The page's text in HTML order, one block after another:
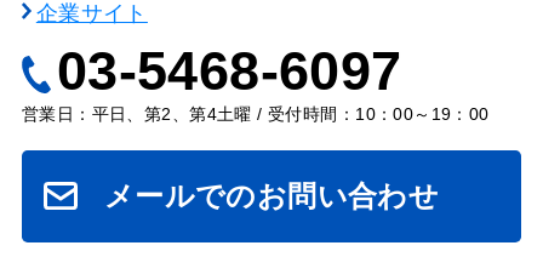
企業サイト
03-5468-6097
営業日：平日、第2、第4土曜 / 受付時間：10：00～19：00
メールでのお問い合わせ